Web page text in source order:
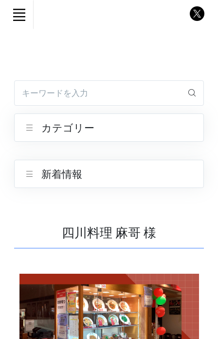
四川料理 麻哥 様
キーワードを入力
カテゴリー
新着情報